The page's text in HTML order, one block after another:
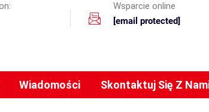
Wsparcie online
[email protected]
Wiadomości Skontaktuj Się Z